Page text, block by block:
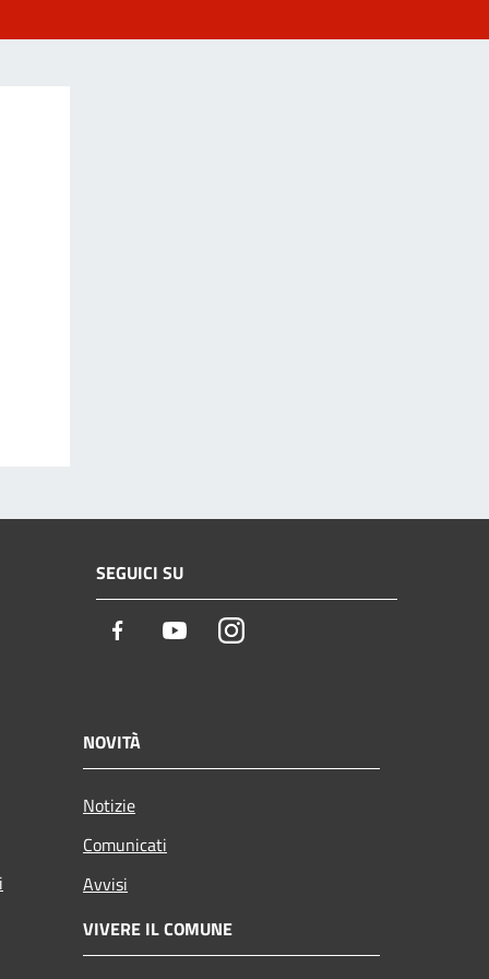
SEGUICI SU
Facebook YoutubeInstagram
NOVITÀ
Notizie
Comunicati
Avvisi
VIVERE IL COMUNE